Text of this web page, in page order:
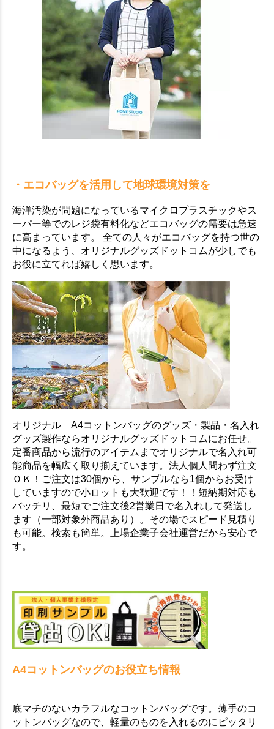
お買い物を続ける カートへ進む
・エコバッグを活用して地球環境対策を
海洋汚染が問題になっているマイクロプラスチックやス
ーパー等でのレジ袋有料化などエコバッグの需要は急速
に高まっています。 全ての人々がエコバッグを持つ世の
中になるよう、オリジナルグッズドットコムが少しでも
お役に立てれば嬉しく思います。
オリジナル A4コットンバッグのグッズ・製品・名入れ
グッズ製作ならオリジナルグッズドットコムにお任せ。
定番商品から流行のアイテムまでオリジナルで名入れ可
能商品を幅広く取り揃えています。法人個人問わず注文
ＯＫ！ご注文は30個から、サンプルなら1個からお受け
していますので小ロットも大歓迎です！！短納期対応も
バッチリ、最短でご注文後2営業日で名入れして発送し
ます（一部対象外商品あり）。その場でスピード見積り
も可能。検索も簡単。上場企業子会社運営だから安心で
す。
A4コットンバッグのお役立ち情報
底マチのないカラフルなコットンバッグです。薄手のコ
ットンバッグなので、軽量のものを入れるのにピッタリ